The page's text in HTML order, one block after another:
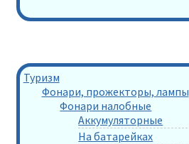
Туризм
Фонари, прожекторы, лампы
Фонари налобные
Аккумуляторные
На батарейках